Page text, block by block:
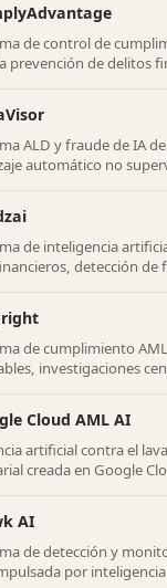
de control de
prevención de delitos
ALD y fraude de IA
automático no
de inteligencia
detección de
de cumplimiento
investigaciones
Cloud AML AI
artificial contra el
creada en Google
AI
de detección y
por